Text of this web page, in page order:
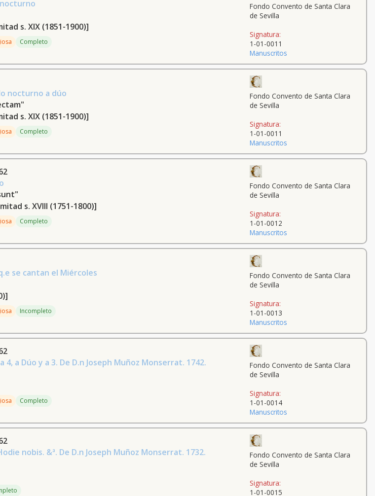
s. XIX (1851-1900)]
Completo
Fondo Convento de Santa Clara
de Sevilla
Signatura:
1-01-0011
Manuscritos
nocturno a dúo
s. XIX (1851-1900)]
Completo
Fondo Convento de Santa Clara
de Sevilla
Signatura:
1-01-0011
Manuscritos
s. XVIII (1751-1800)]
Completo
Fondo Convento de Santa Clara
de Sevilla
Signatura:
1-01-0012
Manuscritos
se cantan el Miércoles
Incompleto
Fondo Convento de Santa Clara
de Sevilla
Signatura:
1-01-0013
Manuscritos
a Dúo y a 3. De D.n Joseph Muñoz Monserrat. 1742.
Completo
Fondo Convento de Santa Clara
de Sevilla
Signatura:
1-01-0014
Manuscritos
nobis. &ª. De D.n Joseph Muñoz Monserrat. 1732.
Fondo Convento de Santa Clara
de Sevilla
Signatura:
1-01-0015